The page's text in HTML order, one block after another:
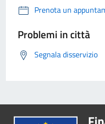
Prenota un
Problemi in città
Segnala disservizio